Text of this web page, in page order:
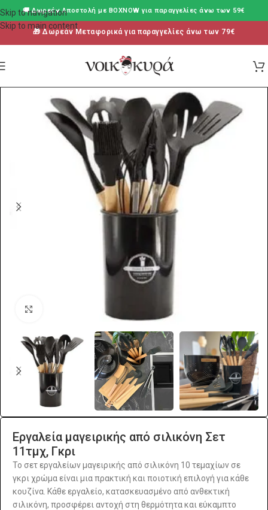
Skip to navigation
Skip to main content
🚚 Δωρεάν Aποστολή με BOXNOW για παραγγελίες άνω των 59€
🎁 Δωρεάν Μεταφορικά για παραγγελίες άνω των 79€
Εργαλεία μαγειρικής από σιλικόνη Σετ
11τμχ, Γκρι
Το σετ εργαλείων μαγειρικής από σιλικόνη 10 τεμαχίων σε
γκρι χρώμα είναι μια πρακτική και ποιοτική επιλογή για κάθε
κουζίνα. Κάθε εργαλείο, κατασκευασμένο από ανθεκτική
σιλικόνη, προσφέρει αντοχή στη θερμότητα και εύκαμπτο